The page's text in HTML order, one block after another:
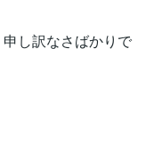
し訳なさばかりで